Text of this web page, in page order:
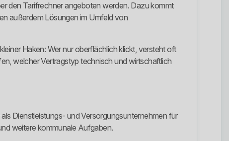
den Tarifrechner angeboten werden. Dazu kommt
außerdem Lösungen im Umfeld von
Haken: Wer nur oberflächlich klickt, versteht oft
welcher Vertragstyp technisch und wirtschaftlich
Dienstleistungs- und Versorgungsunternehmen für
weitere kommunale Aufgaben.